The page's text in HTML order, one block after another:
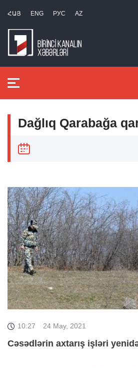
ՀԱՅ ENG РУС AZ
Dağlıq Qarabağa
10:27 24 May, 2021
Cəsədlərin axtarış işləri